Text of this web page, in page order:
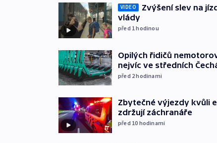
VIDEO
Zvýšení slev na
vlády
před 1hodinou
Opilých řidičů
nejvíc ve středních
před 2hodinami
Zbytečné výjezdy kvůli
zdržují záchranáře
před 10 hodinami